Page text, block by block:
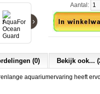
›
Aantal:
(0) Bekijk ook...
aquariumervaring heeft